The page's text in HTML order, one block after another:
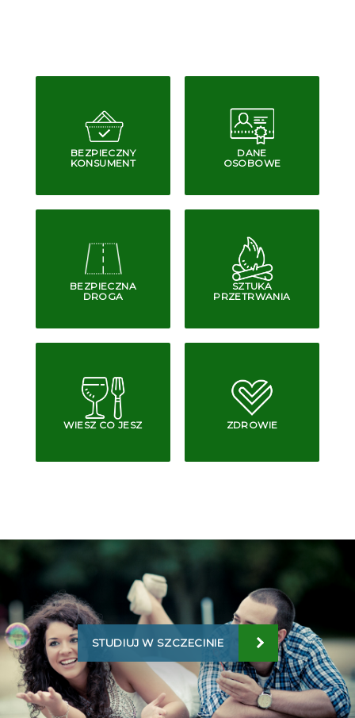
BEZPIECZNY
KONSUMENT
DANE
OSOBOWE
BEZPIECZNA
DROGA
SZTUKA
PRZETRWANIA
WIESZ CO JESZ ZDROWIE
STUDIUJ W SZCZECINIE